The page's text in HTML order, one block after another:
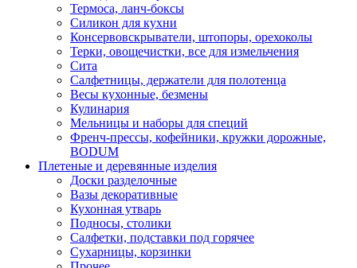
Термоса, ланч-боксы
Силикон для кухни
Консервовскрыватели, штопоры, орехоколы
Терки, овощечистки, все для измельчения
Сита
Салфетницы, держатели для полотенца
Весы кухонные, безмены
Кулинария
Мельницы и наборы для специй
Френч-прессы, кофейники, кружки дорожные,
BODUM
Плетеные и деревянные изделия
Доски разделочные
Вазы декоративные
Кухонная утварь
Подносы, столики
Салфетки, подставки под горячее
Сухарницы, корзинки